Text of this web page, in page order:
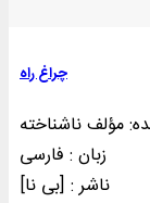
چراغ راه
مؤلف ناشناخته
زبان : فارسی
ناشر : [بی‌ نا]